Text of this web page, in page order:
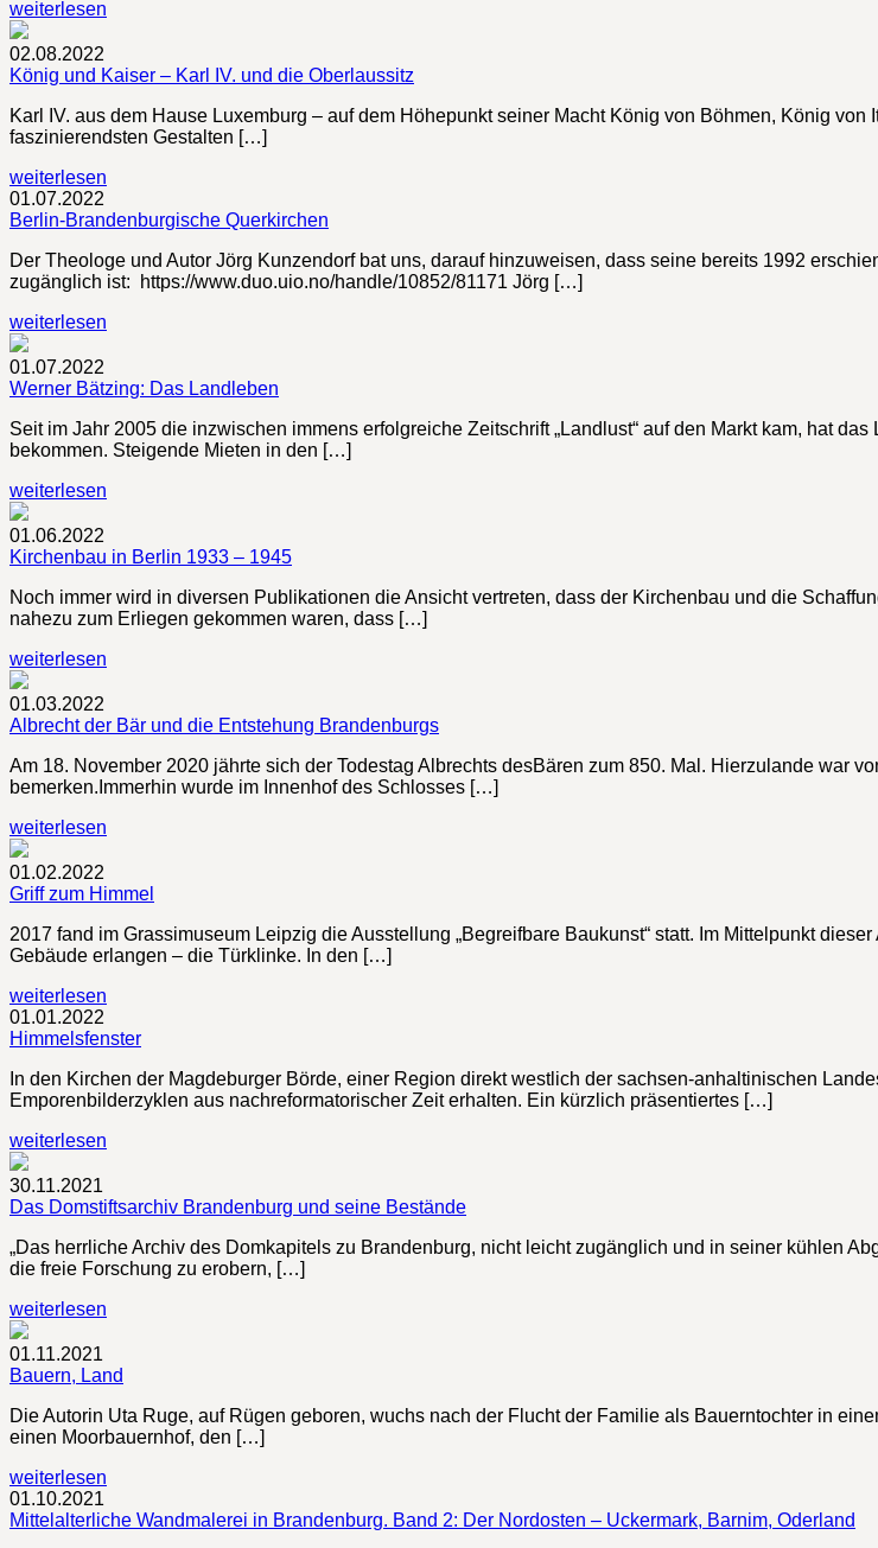
weiterlesen
02.08.2022
König und Kaiser – Karl IV. und die Oberlaussitz
Karl IV. aus dem Hause Luxemburg – auf dem Höhepunkt seiner Macht König von Böhmen, König
faszinierendsten Gestalten […]
weiterlesen
01.07.2022
Berlin-Brandenburgische Querkirchen
Der Theologe und Autor Jörg Kunzendorf bat uns, darauf hinzuweisen, dass seine bereits 1992
zugänglich ist: https://www.duo.uio.no/handle/10852/81171 Jörg […]
weiterlesen
01.07.2022
Werner Bätzing: Das Landleben
Seit im Jahr 2005 die inzwischen immens erfolgreiche Zeitschrift „Landlust“ auf den Markt kam, hat
bekommen. Steigende Mieten in den […]
weiterlesen
01.06.2022
Kirchenbau in Berlin 1933 – 1945
Noch immer wird in diversen Publikationen die Ansicht vertreten, dass der Kirchenbau und die
nahezu zum Erliegen gekommen waren, dass […]
weiterlesen
01.03.2022
Albrecht der Bär und die Entstehung Brandenburgs
Am 18. November 2020 jährte sich der Todestag Albrechts desBären zum 850. Mal. Hierzulande war
bemerken.Immerhin wurde im Innenhof des Schlosses […]
weiterlesen
01.02.2022
Griff zum Himmel
2017 fand im Grassimuseum Leipzig die Ausstellung „Begreifbare Baukunst“ statt. Im Mittelpunkt
Gebäude erlangen – die Türklinke. In den […]
weiterlesen
01.01.2022
Himmelsfenster
In den Kirchen der Magdeburger Börde, einer Region direkt westlich der sachsen-anhaltinischen
Emporenbilderzyklen aus nachreformatorischer Zeit erhalten. Ein kürzlich präsentiertes […]
weiterlesen
30.11.2021
Das Domstiftsarchiv Brandenburg und seine Bestände
„Das herrliche Archiv des Domkapitels zu Brandenburg, nicht leicht zugänglich und in seiner kühlen
die freie Forschung zu erobern, […]
weiterlesen
01.11.2021
Bauern, Land
Die Autorin Uta Ruge, auf Rügen geboren, wuchs nach der Flucht der Familie als Bauerntochter in
einen Moorbauernhof, den […]
weiterlesen
01.10.2021
Mittelalterliche Wandmalerei in Brandenburg. Band 2: Der Nordosten – Uckermark, Barnim, Oderland